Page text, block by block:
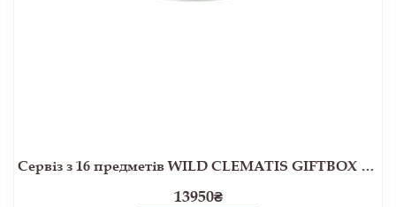
Сервіз з 16 предметів WILD CLEMATIS GIFTBOX SET OF16*4PCS (Multi)
13950₴